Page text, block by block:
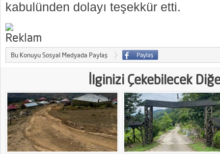
kabulünden dolayı teşekkür etti.
Bu Konuyu Sosyal Medyada Paylaş
İlginizi Çekebilecek